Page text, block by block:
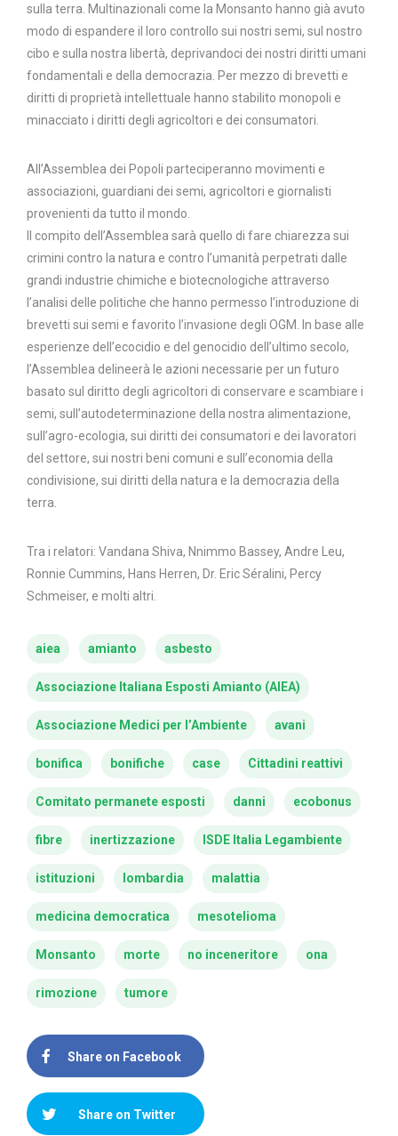
sulla terra. Multinazionali come la Monsanto hanno già avuto
modo di espandere il loro controllo sui nostri semi, sul nostro
cibo e sulla nostra libertà, deprivandoci dei nostri diritti umani
fondamentali e della democrazia. Per mezzo di brevetti e
diritti di proprietà intellettuale hanno stabilito monopoli e
minacciato i diritti degli agricoltori e dei consumatori.
All’Assemblea dei Popoli parteciperanno movimenti e
associazioni, guardiani dei semi, agricoltori e giornalisti
provenienti da tutto il mondo.
Il compito dell’Assemblea sarà quello di fare chiarezza sui
crimini contro la natura e contro l’umanità perpetrati dalle
grandi industrie chimiche e biotecnologiche attraverso
l’analisi delle politiche che hanno permesso l’introduzione di
brevetti sui semi e favorito l’invasione degli OGM. In base alle
esperienze dell’ecocidio e del genocidio dell’ultimo secolo,
l’Assemblea delineerà le azioni necessarie per un futuro
basato sul diritto degli agricoltori di conservare e scambiare i
semi, sull’autodeterminazione della nostra alimentazione,
sull’agro-ecologia, sui diritti dei consumatori e dei lavoratori
del settore, sui nostri beni comuni e sull’economia della
condivisione, sui diritti della natura e la democrazia della
terra.
Tra i relatori: Vandana Shiva, Nnimmo Bassey, Andre Leu,
Ronnie Cummins, Hans Herren, Dr. Eric Séralini, Percy
Schmeiser, e molti altri.
aiea amianto asbesto
Associazione Italiana Esposti Amianto (AIEA)
Associazione Medici per l’Ambiente avani
bonifica bonifiche case Cittadini reattivi
Comitato permanete esposti danni ecobonus
fibre inertizzazione ISDE Italia Legambiente
istituzioni lombardia malattia
medicina democratica mesotelioma
Monsanto morte no inceneritore ona
rimozione tumore
Share on Facebook
Share on Twitter